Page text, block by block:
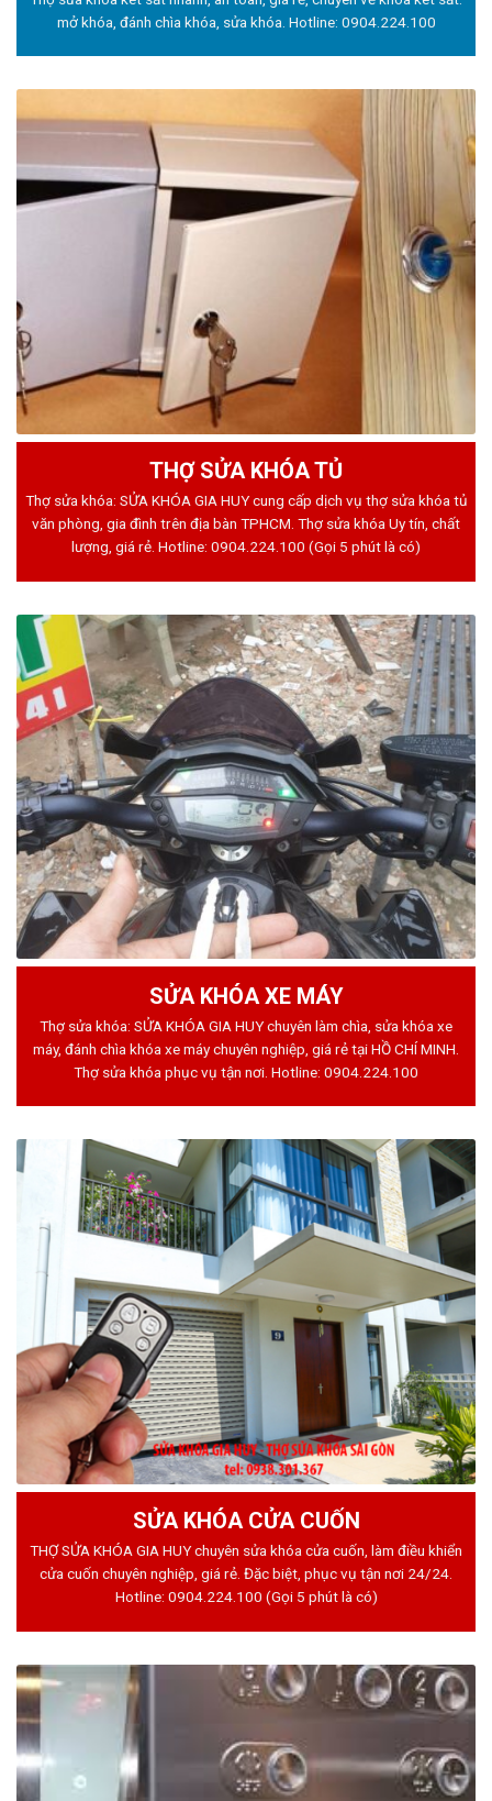
mở khóa, đánh chìa khóa, sửa khóa. Hotline: 0904.224.100
THỢ SỬA KHÓA TỦ
Thợ sửa khóa: SỬA KHÓA GIA HUY cung cấp dịch vụ thợ sửa khóa tủ
văn phòng, gia đình trên địa bàn TPHCM. Thợ sửa khóa Uy tín, chất
lượng, giá rẻ. Hotline: 0904.224.100 (Gọi 5 phút là có)
SỬA KHÓA XE MÁY
Thợ sửa khóa: SỬA KHÓA GIA HUY chuyên làm chìa, sửa khóa xe
máy, đánh chìa khóa xe máy chuyên nghiệp, giá rẻ tại HỒ CHÍ MINH.
Thợ sửa khóa phục vụ tận nơi. Hotline: 0904.224.100
SỬA KHÓA CỬA CUỐN
THỢ SỬA KHÓA GIA HUY chuyên sửa khóa cửa cuốn, làm điều khiển
cửa cuốn chuyên nghiệp, giá rẻ. Đặc biệt, phục vụ tận nơi 24/24.
Hotline: 0904.224.100 (Gọi 5 phút là có)